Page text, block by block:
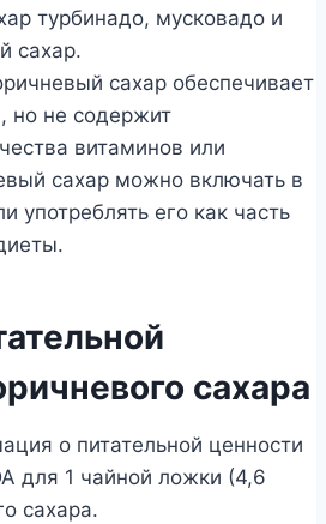
турбинадо, мусковадо и
сахар.
сахар обеспечивает
но не содержит
витаминов или
сахар можно включать в
употреблять его как часть
сахара
о питательной ценности
для 1 чайной ложки (4,6
сахара.